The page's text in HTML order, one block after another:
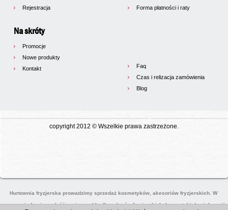
Rejestracja
Na skróty
Promocje
Nowe produkty
Kontakt
Forma płatności i raty
Faq
Czas i relizacja zamówienia
Blog
copyright 2012 © Wszelkie prawa zastrzeżone.
Hurtownia fryzjerska prowadzimy sprzedaż kosmetyków, akesoriów fryzjerskich. W
naszej ofercie znaleźć można meble dla salonów fryzjerskich, kosmetyki do pielęgnaji